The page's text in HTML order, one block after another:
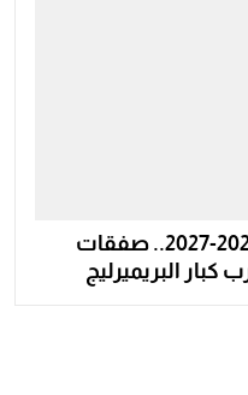
ميركاتو الدوري الإنجليزي 2026-2027.. صفقات
البريميرليج